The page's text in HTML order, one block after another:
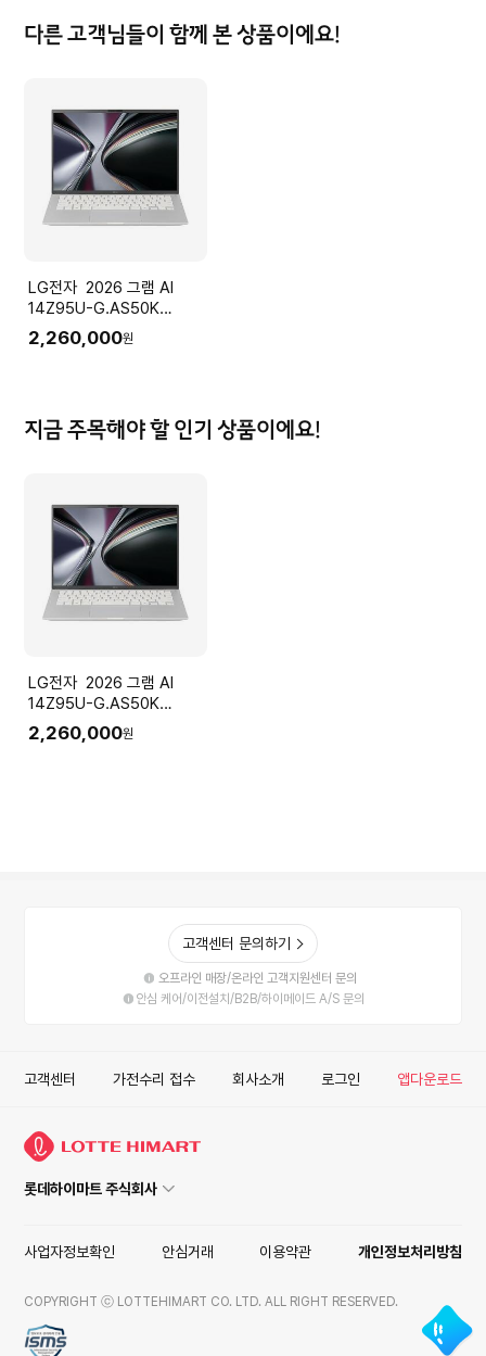
다른 고객님들이 함께 본 상품이에요!
LG전자 2026 그램 AI
14Z95U-G.AS50K
(Ryzen5
16GB(LPDDR5x) SSD
2,260,000원
지금 주목해야 할 인기 상품이에요!
LG전자 2026 그램 AI
14Z95U-G.AS50K
(Ryzen5
16GB(LPDDR5x) SSD
2,260,000원
고객센터 문의하기
오프라인 매장/온라인 고객지원센터 문의
안심 케어/이전설치/B2B/하이메이드 A/S 문의
고객센터 가전수리 접수 회사소개 로그인 앱다운로드
롯데하이마트 주식회사
사업자정보확인 안심거래 이용약관 개인정보처리방침
COPYRIGHT ⓒ LOTTEHIMART CO. LTD. ALL RIGHT RESERVED.
ISMS